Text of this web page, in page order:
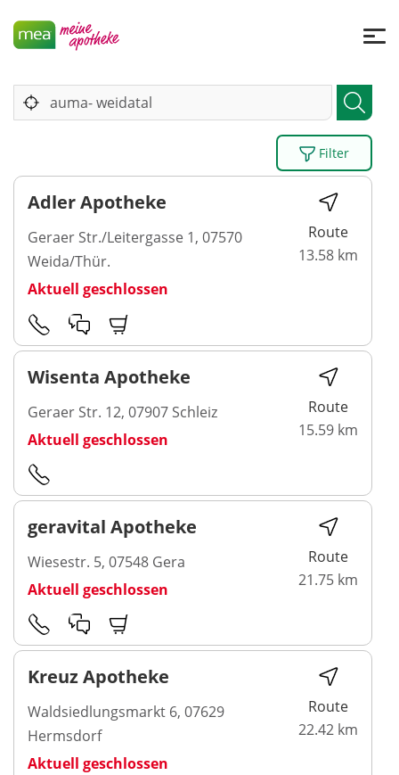
Filter
Adler Apotheke
Geraer Str./Leitergasse 1, 07570
Weida/Thür.
Aktuell geschlossen
Route
13.58 km
Wisenta Apotheke
Geraer Str. 12, 07907 Schleiz
Aktuell geschlossen
Route
15.59 km
geravital Apotheke
Wiesestr. 5, 07548 Gera
Aktuell geschlossen
Route
21.75 km
Kreuz Apotheke
Waldsiedlungsmarkt 6, 07629
Hermsdorf
Aktuell geschlossen
Route
22.42 km